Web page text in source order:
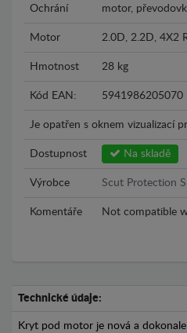
Ochrání motor,
Motor 2.0D, 2.2D, 4X2
Hmotnost 28 kg
Kód EAN: 5941986205070
Je opatřen s oknem vizualizací
Dostupnost Na skladě
Výrobce Scut Protection
Komentáře Not compatible
Technické údaje:
Kryt pod motor je nová a